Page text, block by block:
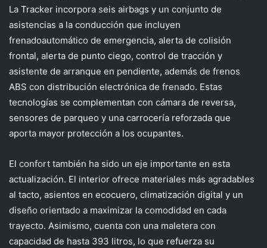
La Tracker incorpora seis airbags y un conjunto de
asistencias a la conducción que incluyen
frenadoautomático de emergencia, alerta de colisión
frontal, alerta de punto ciego, control de tracción y
asistente de arranque en pendiente, además de frenos
ABS con distribución electrónica de frenado. Estas
tecnologías se complementan con cámara de reversa,
sensores de parqueo y una carrocería reforzada que
aporta mayor protección a los ocupantes.
El confort también ha sido un eje importante en esta
actualización. El interior ofrece materiales más agradables
al tacto, asientos en ecocuero, climatización digital y un
diseño orientado a maximizar la comodidad en cada
trayecto. Asimismo, cuenta con una maletera con
capacidad de hasta 393 litros, lo que refuerza su